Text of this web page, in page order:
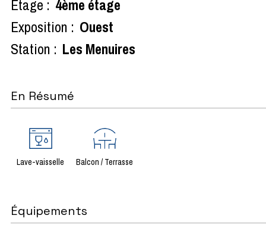
Etage : 4ème étage
Exposition : Ouest
Station : Les Menuires
En Résumé
Lave-vaisselle Balcon / Terrasse
Équipements